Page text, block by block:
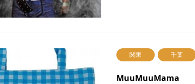
関東 千葉
MuuMuuMama